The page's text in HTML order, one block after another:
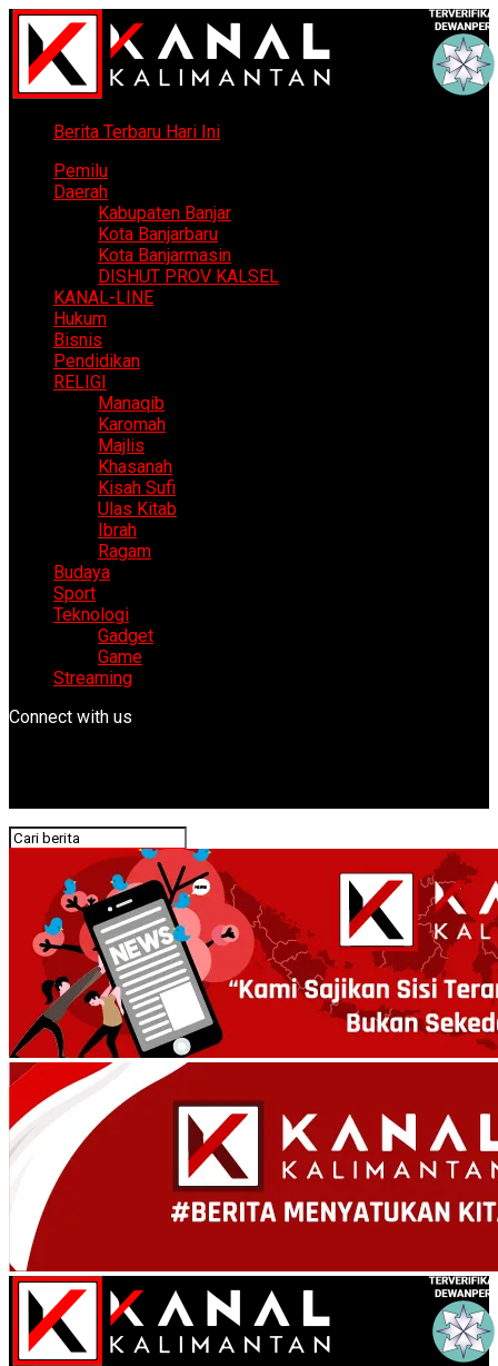
Berita Terbaru Hari Ini
Pemilu
Daerah
Kabupaten Banjar
Kota Banjarbaru
Kota Banjarmasin
DISHUT PROV KALSEL
KANAL-LINE
Hukum
Bisnis
Pendidikan
RELIGI
Manaqib
Karomah
Majlis
Khasanah
Kisah Sufi
Ulas Kitab
Ibrah
Ragam
Budaya
Sport
Teknologi
Gadget
Game
Streaming
Connect with us